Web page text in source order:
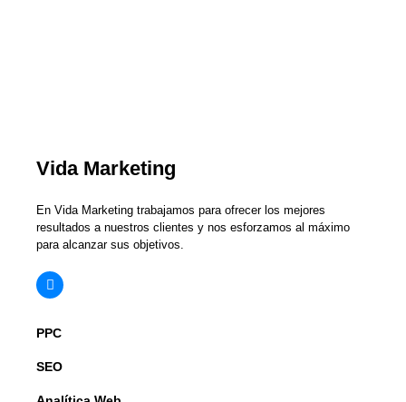
Vida Marketing
En Vida Marketing trabajamos para ofrecer los mejores
resultados a nuestros clientes y nos esforzamos al máximo
para alcanzar sus objetivos.
PPC
SEO